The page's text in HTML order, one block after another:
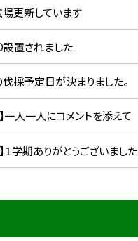
更新しています
置されました
採予定日が決まりました。
一人一人にコメントを添えて
１学期ありがとうございました